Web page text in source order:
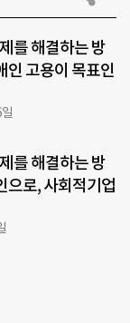
를 해결하는 방
고용이 목표인
를 해결하는 방
로, 사회적기업